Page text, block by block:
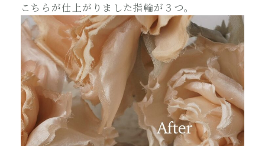
こちらが仕上がりました指輪が３つ。